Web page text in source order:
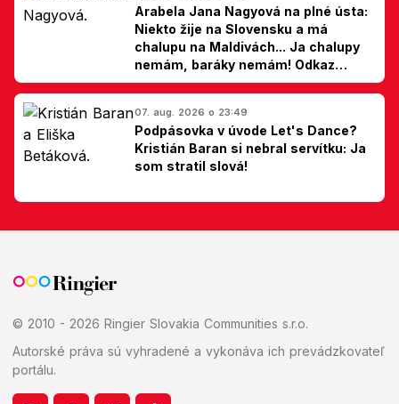
Arabela Jana Nagyová na plné ústa:
Niekto žije na Slovensku a má
chalupu na Maldivách... Ja chalupy
nemám, baráky nemám! Odkaz
Slovákom
07. aug. 2026 o 23:49
Podpásovka v úvode Let's Dance?
Kristián Baran si nebral servítku: Ja
som stratil slová!
© 2010 - 2026 Ringier Slovakia Communities s.r.o.
Autorské práva sú vyhradené a vykonáva ich prevádzkovateľ
portálu.